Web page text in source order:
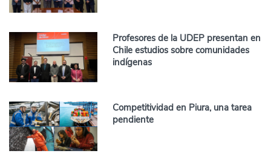
Profesores de la UDEP presentan en
Chile estudios sobre comunidades
indígenas
Competitividad en Piura, una tarea
pendiente